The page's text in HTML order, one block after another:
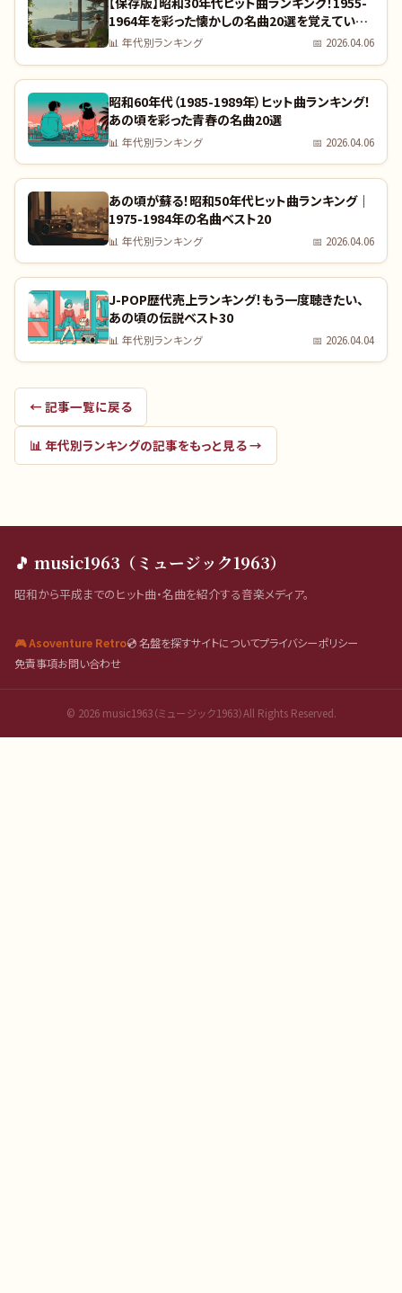
1964年を彩った懐かしの名曲20選を覚えていま
すか？｜全曲リスト付き
📊 年代別ランキング 📅 2026.04.06
昭和60年代（1985-1989年）ヒット曲ランキング！
あの頃を彩った青春の名曲20選
📊 年代別ランキング 📅 2026.04.06
あの頃が蘇る！昭和50年代ヒット曲ランキング｜
1975-1984年の名曲ベスト20
📊 年代別ランキング 📅 2026.04.06
J-POP歴代売上ランキング！もう一度聴きたい、
あの頃の伝説ベスト30
📊 年代別ランキング 📅 2026.04.04
← 記事一覧に戻る
📊 年代別ランキングの記事をもっと見る →
🎵 music1963（ミュージック1963）
昭和から平成までのヒット曲・名曲を紹介する音楽メディア。
🎮 Asoventure Retro💿 名盤を探すサイトについてプライバシーポリシー
免責事項お問い合わせ
© 2026music1963（ミュージック1963）All Rights Reserved.